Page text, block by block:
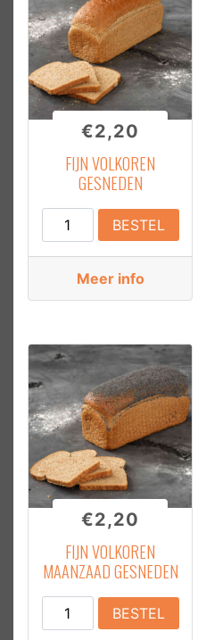
€2,20
FIJN VOLKOREN
GESNEDEN
Volkoren
Gesneden
aantal
BESTEL
Meer info
€2,20
FIJN VOLKOREN
MAANZAAD GESNEDEN
Volkoren
BESTEL